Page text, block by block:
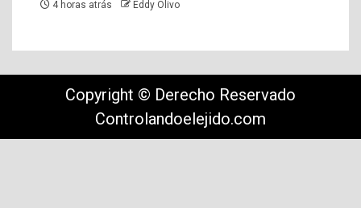
4 horas atrás Eddy Olivo
Copyright © Derecho Reservado
Controlandoelejido.com